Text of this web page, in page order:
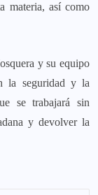
materia, así como
y su equipo
la seguridad y la
se trabajará sin
y devolver la